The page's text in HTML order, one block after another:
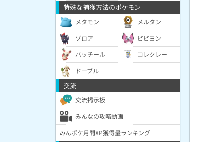
特殊な捕獲方法のポケモン
メタモン
メルタン
ゾロア
ビビヨン
パッチール
コレクレー
ドーブル
交流
交流掲示板
みんなの攻略動画
みんポケ月間XP獲得量ランキング